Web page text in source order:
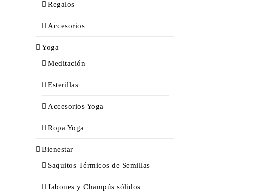
Regalos
Accesorios
Yoga
Meditación
Esterillas
Accesorios Yoga
Ropa Yoga
Bienestar
Saquitos Térmicos de Semillas
Jabones y Champús sólidos